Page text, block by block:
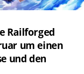
Railforged
um einen
und den